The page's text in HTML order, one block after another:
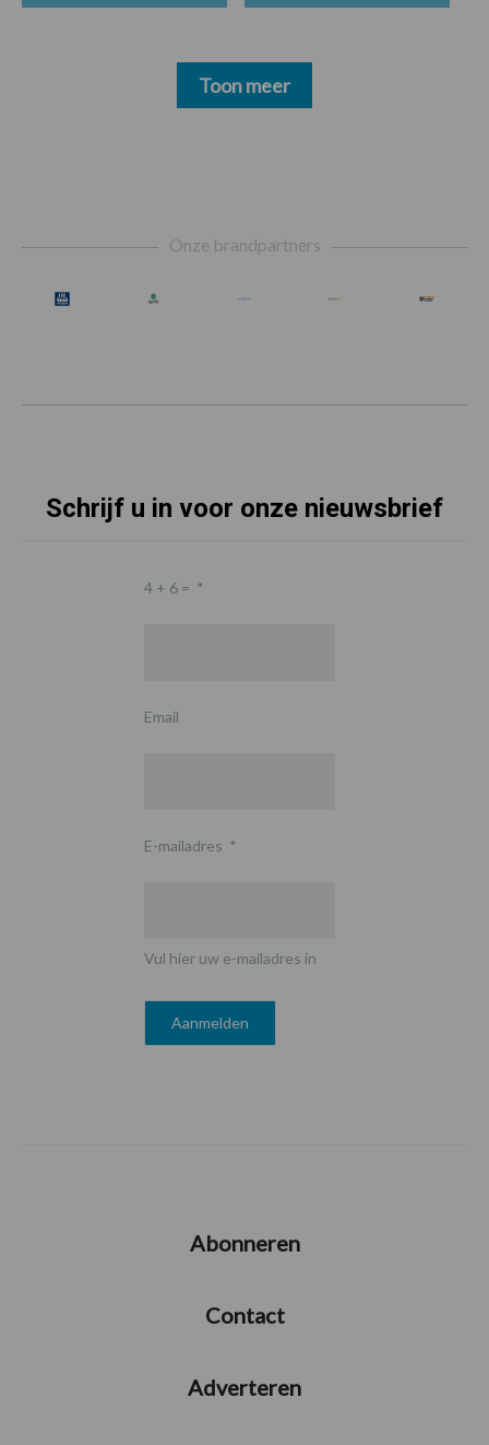
Toon meer
Onze brandpartners
Schrijf u in voor onze nieuwsbrief
4 + 6 = *
Email
E-mailadres *
Vul hier uw e-mailadres in
Abonneren
Contact
Adverteren